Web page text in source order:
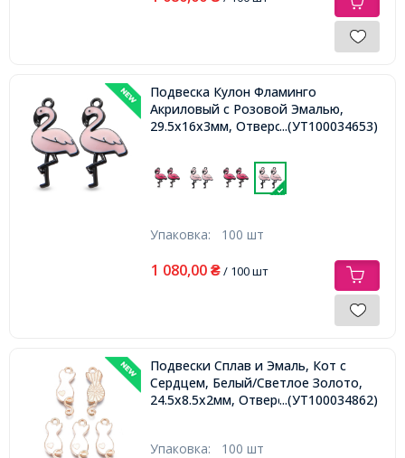
Подвеска Кулон Фламинго
Акриловый с Розовой Эмалью,
29.5x16x3мм, Отверстие 2мм,
...(УТ100034653)
Упаковка: 100 шт
1 080,00 ₴/ 100 шт
Подвески Сплав и Эмаль, Кот с
Сердцем, Белый/Светлое Золото,
24.5х8.5х2мм, Отверстие: 1.8мм,
...(УТ100034862)
Упаковка: 100 шт